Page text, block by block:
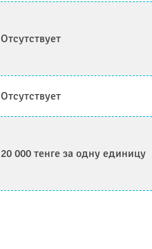
Отсутствует
Отсутствует
20 000 тенге за одну единицу